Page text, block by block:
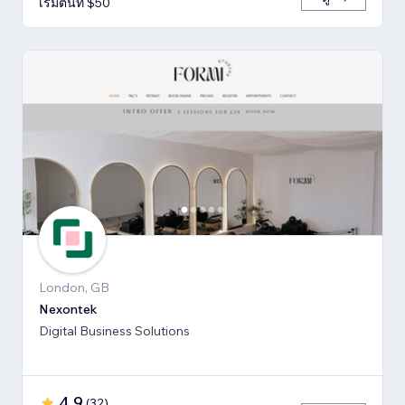
London, GB
Nexontek
Digital Business Solutions